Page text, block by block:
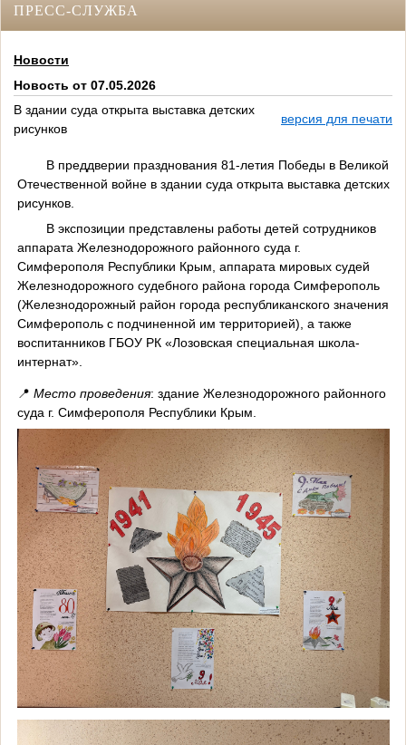
ПРЕСС-СЛУЖБА
Новости
Новость от 07.05.2026
В здании суда открыта выставка детских
рисунков
версия для печати
В преддверии празднования 81-летия Победы в Великой
Отечественной войне в здании суда открыта выставка детских
рисунков.
В экспозиции представлены работы детей сотрудников
аппарата Железнодорожного районного суда г.
Симферополя Республики Крым, аппарата мировых судей
Железнодорожного судебного района города Симферополь
(Железнодорожный район города республиканского значения
Симферополь с подчиненной им территорией), а также
воспитанников ГБОУ РК «Лозовская специальная школа-
интернат».
📍 Место проведения: здание Железнодорожного районного
суда г. Симферополя Республики Крым.